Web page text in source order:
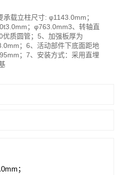
载立柱尺寸: φ1143.0mm；
；φ763.0mm3、转轴直
质圆管；5、加强板厚为
；6、活动部件下底面距地
；7、安装方式：采用直埋
；